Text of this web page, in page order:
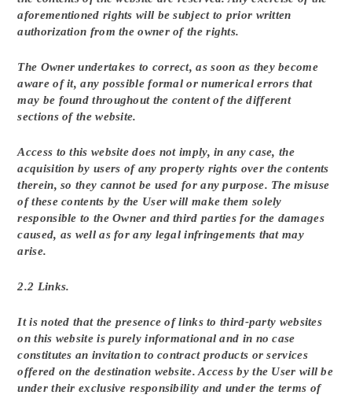
aforementioned rights will be subject to prior written
authorization from the owner of the rights.
The Owner undertakes to correct, as soon as they become
aware of it, any possible formal or numerical errors that
may be found throughout the content of the different
sections of the website.
Access to this website does not imply, in any case, the
acquisition by users of any property rights over the contents
therein, so they cannot be used for any purpose. The misuse
of these contents by the User will make them solely
responsible to the Owner and third parties for the damages
caused, as well as for any legal infringements that may
arise.
2.2 Links.
It is noted that the presence of links to third-party websites
on this website is purely informational and in no case
constitutes an invitation to contract products or services
offered on the destination website. Access by the User will be
under their exclusive responsibility and under the terms of